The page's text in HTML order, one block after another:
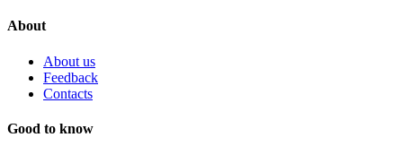
About
About us
Feedback
Contacts
Good to know